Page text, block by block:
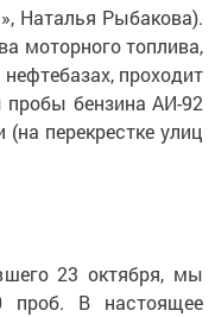
Наталья Рыбакова).
моторного топлива,
проходит
пробы бензина АИ-92
перекрестке улиц
23 октября, мы
проб. В настоящее